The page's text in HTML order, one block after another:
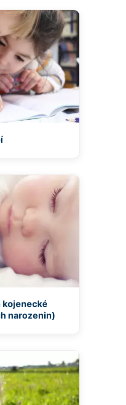
kojenecké
narozenin)